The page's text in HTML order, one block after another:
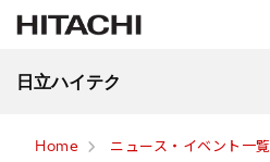
日立ハイテク
Home ニュース・イベント一覧